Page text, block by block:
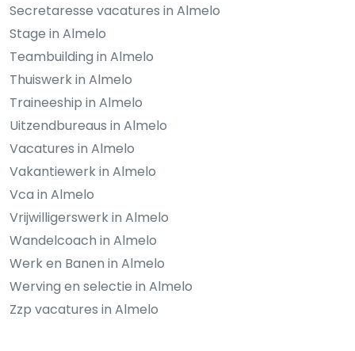
Secretaresse vacatures in Almelo
Stage in Almelo
Teambuilding in Almelo
Thuiswerk in Almelo
Traineeship in Almelo
Uitzendbureaus in Almelo
Vacatures in Almelo
Vakantiewerk in Almelo
Vca in Almelo
Vrijwilligerswerk in Almelo
Wandelcoach in Almelo
Werk en Banen in Almelo
Werving en selectie in Almelo
Zzp vacatures in Almelo